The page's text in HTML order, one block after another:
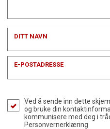
DITT NAVN
E-POSTADRESSE
Ved å sende inn dette
og bruke din
kommunisere med deg i
Personvernerklæring